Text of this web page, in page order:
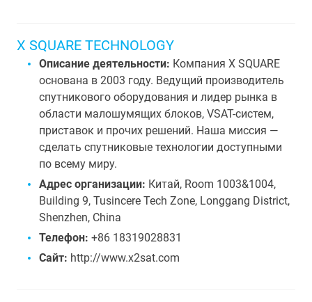
X SQUARE TECHNOLOGY
Описание деятельности: Компания X SQUARE
основана в 2003 году. Ведущий производитель
спутникового оборудования и лидер рынка в
области малошумящих блоков, VSAT-систем,
приставок и прочих решений. Наша миссия —
сделать спутниковые технологии доступными
по всему миру.
Адрес организации: Китай, Room 1003&1004,
Building 9, Tusincere Tech Zone, Longgang District,
Shenzhen, China
Телефон: +86 18319028831
Сайт: http://www.x2sat.com